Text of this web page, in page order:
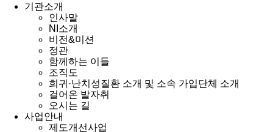
기관소개
인사말
NI소개
비전&미션
정관
함께하는 이들
조직도
희귀·난치성질환 소개 및 소속 가입단체 소개
걸어온 발자취
오시는 길
사업안내
제도개선사업